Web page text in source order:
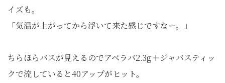
イズも。
「気温が上がってから浮いて来た感じですなー。」
ちらほらバスが見えるのでアベラバ2.3g＋ジャバスティッ
クで流していると40アップがヒット。